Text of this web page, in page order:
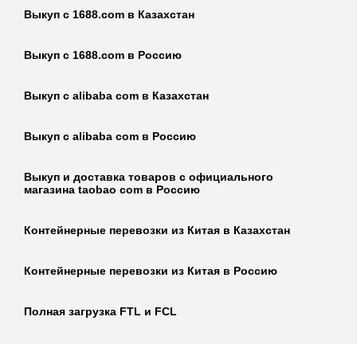
Выкуп с 1688.com в Казахстан
Выкуп с 1688.com в Россию
Выкуп с alibaba com в Казахстан
Выкуп с alibaba com в Россию
Выкуп и доставка товаров с официального
магазина taobao com в Россию
Контейнерные перевозки из Китая в Казахстан
Контейнерные перевозки из Китая в Россию
Полная загрузка FTL и FCL